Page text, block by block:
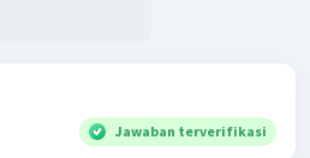
Jawaban terverifikasi